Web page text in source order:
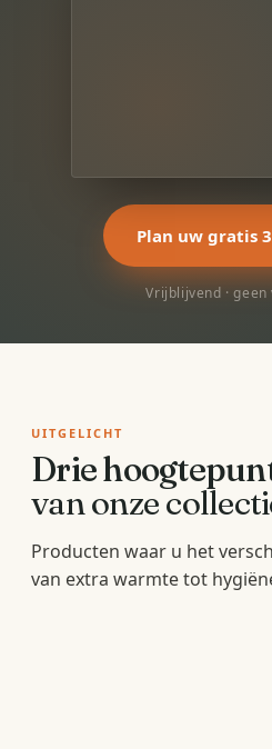
Plan uw gratis
Vrijblijvend ·
UITGELICHT
Drie
van onze
Producten waar u het
van extra warmte tot
Hang- en staande meubels
Sunshowers